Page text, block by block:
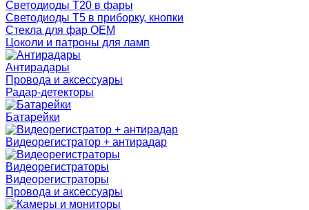
Светодиоды T20 в фары
Светодиоды T5 в приборку, кнопки
Стекла для фар OEM
Цоколи и патроны для ламп
Антирадары
Провода и аксессуары
Радар-детекторы
Батарейки
Видеорегистратор + антирадар
Видеорегистраторы
Видеорегистраторы
Провода и аксессуары